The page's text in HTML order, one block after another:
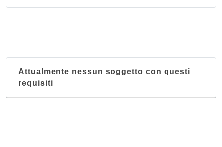
Attualmente nessun soggetto con questi
requisiti